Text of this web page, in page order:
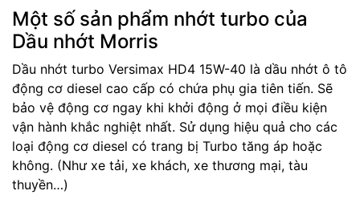
Một số sản phẩm nhớt turbo của
Dầu nhớt Morris
Dầu nhớt turbo Versimax HD4 15W-40 là dầu nhớt ô tô
động cơ diesel cao cấp có chứa phụ gia tiên tiến. Sẽ
bảo vệ động cơ ngay khi khởi động ở mọi điều kiện
vận hành khắc nghiệt nhất. Sử dụng hiệu quả cho các
loại động cơ diesel có trang bị Turbo tăng áp hoặc
không. (Như xe tải, xe khách, xe thương mại, tàu
thuyền…)